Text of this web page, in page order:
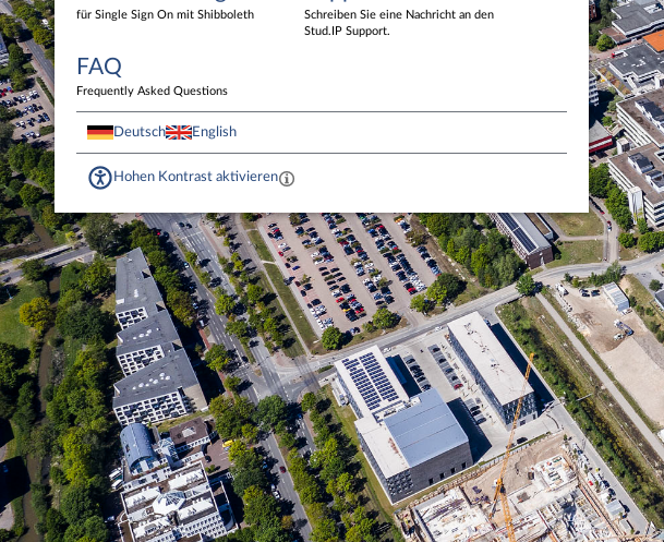
für Single Sign On mit Shibboleth
Schreiben Sie eine Nachricht an den
Stud.IP Support.
FAQ
Frequently Asked Questions
Deutsch English
Hohen Kontrast aktivieren